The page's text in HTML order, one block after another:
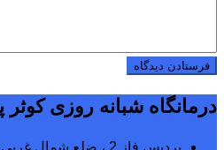
درمانگاه شبانه روزی